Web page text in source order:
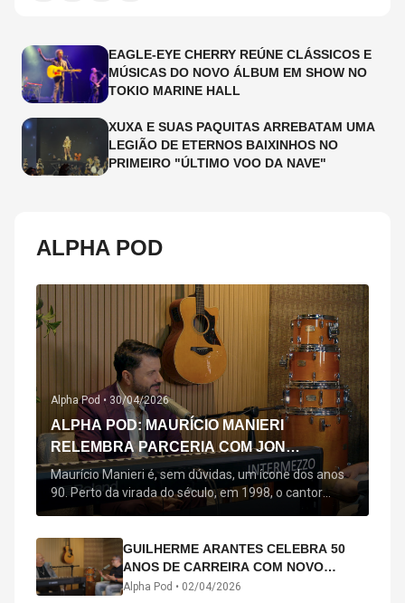
EAGLE-EYE CHERRY REÚNE CLÁSSICOS E
MÚSICAS DO NOVO ÁLBUM EM SHOW NO
TOKIO MARINE HALL
XUXA E SUAS PAQUITAS ARREBATAM UMA
LEGIÃO DE ETERNOS BAIXINHOS NO
PRIMEIRO "ÚLTIMO VOO DA NAVE"
ALPHA POD
Alpha Pod • 30/04/2026
ALPHA POD: MAURÍCIO MANIERI
RELEMBRA PARCERIA COM JON
SECADA, ORIGEM DE "BEM QUERER" E
MAIS
Maurício Manieri é, sem dúvidas, um ícone dos anos
90. Perto da virada do século, em 1998, o cantor
estreou oficialmente com o seu primeiro disco, "A
acompanham até hoje, quase trinta anos mais tarde:
"Bem Querer" e "Minha Menina". Em 2026, o astro
segue com o […]
GUILHERME ARANTES CELEBRA 50
ANOS DE CARREIRA COM NOVO
ÁLBUM INTERDIMENSIONAL E TURNÊ
Alpha Pod • 02/04/2026